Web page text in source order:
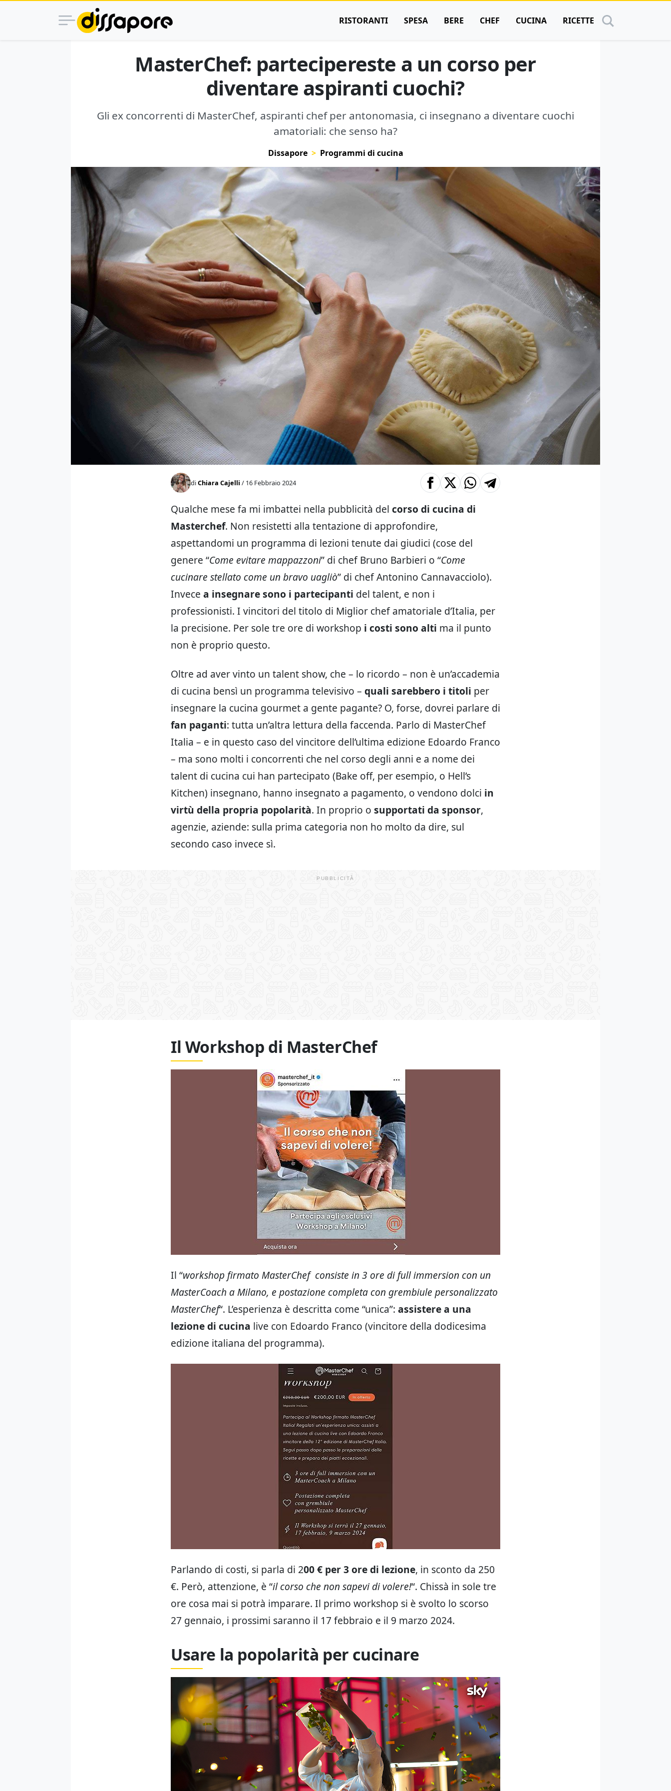
RISTORANTI SPESA BERE CHEF CUCINA RICETTE
MasterChef: partecipereste a un corso per
diventare aspiranti cuochi?
Gli ex concorrenti di MasterChef, aspiranti chef per antonomasia, ci insegnano a diventare cuochi
amatoriali: che senso ha?
Dissapore Programmi di cucina
diChiara Cajelli / 16 Febbraio 2024
Qualche mese fa mi imbattei nella pubblicità del corso di cucina di
Masterchef. Non resistetti alla tentazione di approfondire,
aspettandomi un programma di lezioni tenute dai giudici (cose del
genere “Come evitare mappazzoni” di chef Bruno Barbieri o “Come
cucinare stellato come un bravo uagliò” di chef Antonino Cannavacciolo).
Invece a insegnare sono i partecipanti del talent, e non i
professionisti. I vincitori del titolo di Miglior chef amatoriale d’Italia, per
la precisione. Per sole tre ore di workshop i costi sono alti ma il punto
non è proprio questo.
Oltre ad aver vinto un talent show, che – lo ricordo – non è un’accademia
di cucina bensì un programma televisivo – quali sarebbero i titoli per
insegnare la cucina gourmet a gente pagante? O, forse, dovrei parlare di
fan paganti: tutta un’altra lettura della faccenda. Parlo di MasterChef
Italia – e in questo caso del vincitore dell’ultima edizione Edoardo Franco
– ma sono molti i concorrenti che nel corso degli anni e a nome dei
talent di cucina cui han partecipato (Bake off, per esempio, o Hell’s
Kitchen) insegnano, hanno insegnato a pagamento, o vendono dolci in
virtù della propria popolarità. In proprio o supportati da sponsor,
agenzie, aziende: sulla prima categoria non ho molto da dire, sul
secondo caso invece sì.
Il Workshop di MasterChef
Il “workshop firmato MasterChef consiste in 3 ore di full immersion con un
MasterCoach a Milano, e postazione completa con grembiule personalizzato
MasterChef“. L’esperienza è descritta come “unica”: assistere a una
lezione di cucina live con Edoardo Franco (vincitore della dodicesima
edizione italiana del programma).
Parlando di costi, si parla di 200 € per 3 ore di lezione, in sconto da 250
€. Però, attenzione, è “il corso che non sapevi di volere!“. Chissà in sole tre
ore cosa mai si potrà imparare. Il primo workshop si è svolto lo scorso
27 gennaio, i prossimi saranno il 17 febbraio e il 9 marzo 2024.
Usare la popolarità per cucinare